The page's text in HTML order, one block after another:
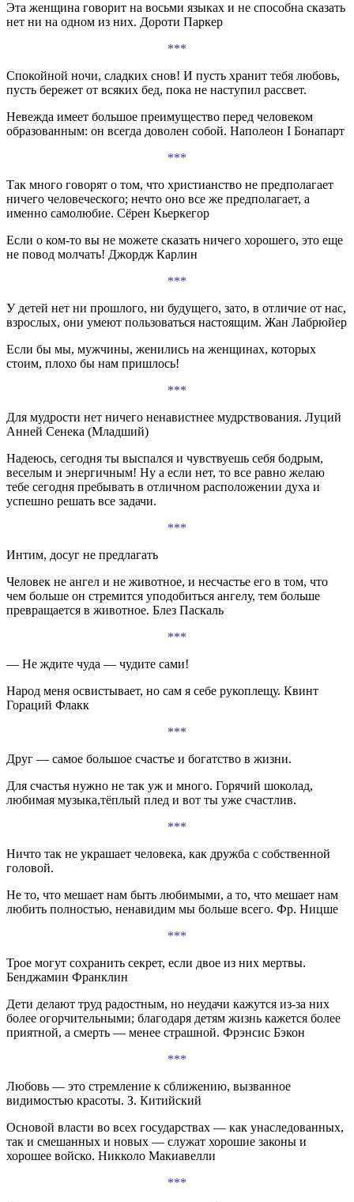
Эта женщина говорит на восьми языках и не способна сказать
нет ни на одном из них. Дороти Паркер
***
Спокойной ночи, сладких снов! И пусть хранит тебя любовь,
пусть бережет от всяких бед, пока не наступил рассвет.
Невежда имеет большое преимущество перед человеком
образованным: он всегда доволен собой. Наполеон I Бонапарт
***
Так много говорят о том, что христианство не предполагает
ничего человеческого; нечто оно все же предполагает, а
именно самолюбие. Сёрен Кьеркегор
Если о ком-то вы не можете сказать ничего хорошего, это еще
не повод молчать! Джордж Карлин
***
У детей нет ни прошлого, ни будущего, зато, в отличие от нас,
взрослых, они умеют пользоваться настоящим. Жан Лабрюйер
Если бы мы, мужчины, женились на женщинах, которых
стоим, плохо бы нам пришлось!
***
Для мудрости нет ничего ненавистнее мудрствования. Луций
Анней Сенека (Младший)
Надеюсь, сегодня ты выспался и чувствуешь себя бодрым,
веселым и энергичным! Ну а если нет, то все равно желаю
тебе сегодня пребывать в отличном расположении духа и
успешно решать все задачи.
***
Интим, досуг не предлагать
Человек не ангел и не животное, и несчастье его в том, что
чем больше он стремится уподобиться ангелу, тем больше
превращается в животное. Блез Паскаль
***
— Не ждите чуда — чудите сами!
Народ меня освистывает, но сам я себе рукоплещу. Квинт
Гораций Флакк
***
Друг — самое большое счастье и богатство в жизни.
Для счастья нужно не так уж и много. Горячий шоколад,
любимая музыка,тёплый плед и вот ты уже счастлив.
***
Ничто так не украшает человека, как дружба с собственной
головой.
Не то, что мешает нам быть любимыми, а то, что мешает нам
любить полностью, ненавидим мы больше всего. Фр. Ницше
***
Трое могут сохранить секрет, если двое из них мертвы.
Бенджамин Франклин
Дети делают труд радостным, но неудачи кажутся из-за них
более огорчительными; благодаря детям жизнь кажется более
приятной, а смерть — менее страшной. Фрэнсис Бэкон
***
Любовь — это стремление к сближению, вызванное
видимостью красоты. З. Китийский
Основой власти во всех государствах — как унаследованных,
так и смешанных и новых — служат хорошие законы и
хорошее войско. Никколо Макиавелли
***